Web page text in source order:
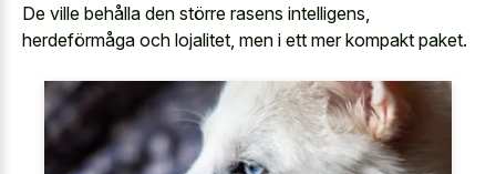
De ville behålla den större rasens intelligens,
herdeförmåga och lojalitet, men i ett mer kompakt paket.